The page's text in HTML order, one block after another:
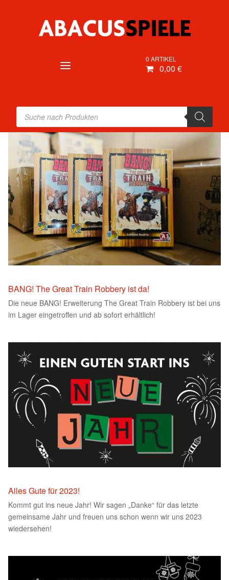
0 ARTIKEL
0,00 €
Products
search
BANG! The Great Train Robbery ist da!
Die neue BANG! Erweiterung The Great Train Robbery ist bei uns
im Lager eingetroffen und ab sofort erhältlich!
Alles Gute für 2023!
Kommt gut ins neue Jahr! Wir sagen „Danke“ für das letzte
gemeinsame Jahr und freuen uns schon wenn wir uns 2023
wiedersehen!